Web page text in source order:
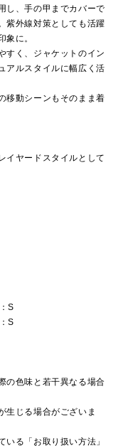
し、手の甲までカバーで
紫外線対策としても活躍
象に。
すく、ジャケットのイン
アルスタイルに幅広く活
移動シーンもそのまま着
イヤードスタイルとして
S
S
の色味と若干異なる場合
生じる場合がございま
る「お取り扱い方法」